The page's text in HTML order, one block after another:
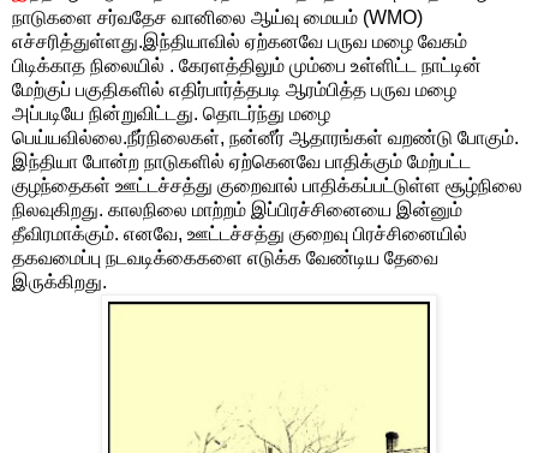
நாடுகளை சர்வதேச வானிலை ஆய்வு மையம் (WMO)
எச்சரித்துள்ளது.இந்தியாவில் ஏற்கனவே பருவ மழை வேகம்
பிடிக்காத நிலையில் . கேரளத்திலும் மும்பை உள்ளிட்ட நாட்டின்
மேற்குப் பகுதிகளில் எதிர்பார்த்தபடி ஆரம்பித்த பருவ மழை
அப்படியே நின்றுவிட்டது. தொடர்ந்து மழை
பெய்யவில்லை.நீர்நிலைகள், நன்னீர் ஆதாரங்கள் வறண்டு போகும்.
இந்தியா போன்ற நாடுகளில் ஏற்கெனவே பாதிக்கும் மேற்பட்ட
குழந்தைகள் ஊட்டச்சத்து குறைவால் பாதிக்கப்பட்டுள்ள சூழ்நிலை
நிலவுகிறது. காலநிலை மாற்றம் இப்பிரச்சினையை இன்னும்
தீவிரமாக்கும். எனவே, ஊட்டச்சத்து குறைவு பிரச்சினையில்
தகவமைப்பு நடவடிக்கைகளை எடுக்க வேண்டிய தேவை
இருக்கிறது.